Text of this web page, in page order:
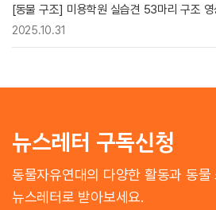
[동물 구조] 미용학원 실습견 53마리 구조 영
2025.10.31
뉴스레터 구독신청
동물자유연대의 다양한 활동과 동물
뉴스레터로 받아보세요.